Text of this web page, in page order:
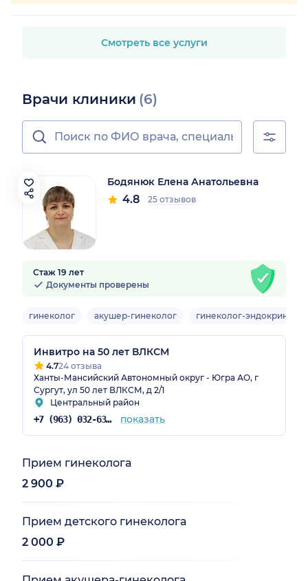
Смотреть все услуги
Врачи клиники (6)
Бодянюк Елена Анатольевна
4.8 25 отзывов
Стаж 19 лет
Документы проверены
гинеколог акушер-гинеколог гинеколог-эндокринолог
Инвитро на 50 лет ВЛКСМ
4.724 отзыва
Ханты-Мансийский Автономный округ - Югра АО, г
Сургут, ул 50 лет ВЛКСМ, д 2/1
Центральный район
+7 (963) 032-63-92 показать
Прием гинеколога
2 900 ₽
Прием детского гинеколога
2 000 ₽